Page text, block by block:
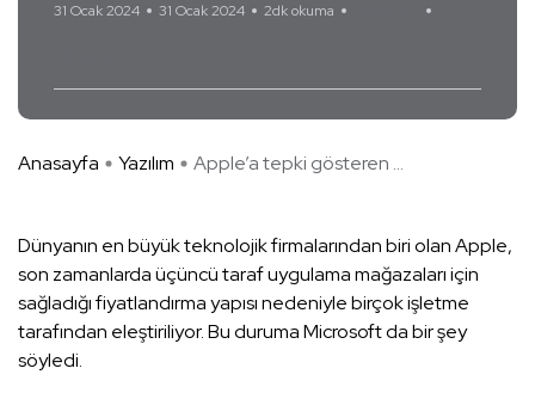
31 Ocak 2024 31 Ocak 2024 2dk okuma
Anasayfa Yazılım Apple’a tepki gösteren ...
Dünyanın en büyük teknolojik firmalarından biri olan Apple,
son zamanlarda üçüncü taraf uygulama mağazaları için
sağladığı fiyatlandırma yapısı nedeniyle birçok işletme
tarafından eleştiriliyor. Bu duruma Microsoft da bir şey
söyledi.